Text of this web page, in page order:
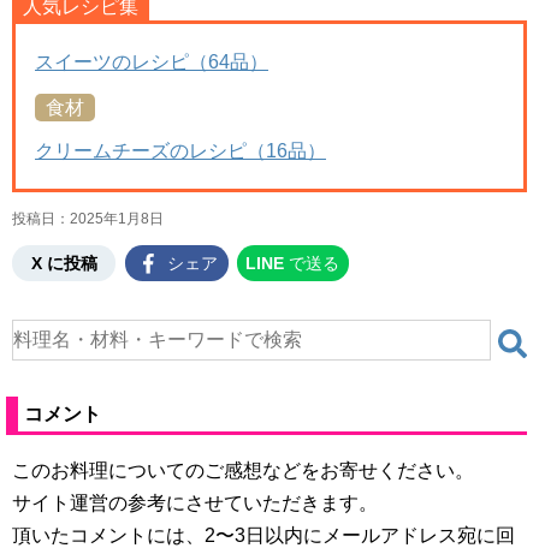
人気レシピ集
スイーツのレシピ（64品）
食材
クリームチーズのレシピ（16品）
投稿日： 2025年1月8日
X に投稿 シェア LINE で送る
コメント
このお料理についてのご感想などをお寄せください。
サイト運営の参考にさせていただきます。
頂いたコメントには、2〜3日以内にメールアドレス宛に回